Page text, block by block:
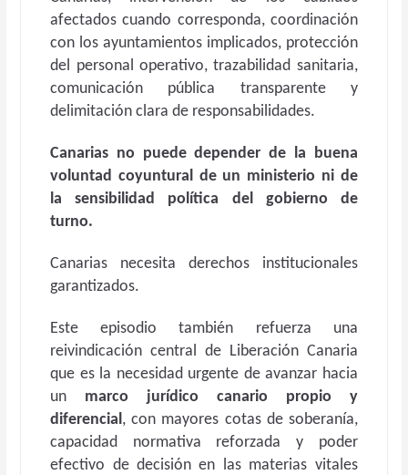
afectados cuando corresponda, coordinación
con los ayuntamientos implicados, protección
del personal operativo, trazabilidad sanitaria,
comunicación pública transparente y
delimitación clara de responsabilidades.
Canarias no puede depender de la buena
voluntad coyuntural de un ministerio ni de
la sensibilidad política del gobierno de
turno.
Canarias necesita derechos institucionales
garantizados.
Este episodio también refuerza una
reivindicación central de Liberación Canaria
que es la necesidad urgente de avanzar hacia
un marco jurídico canario propio y
diferencial, con mayores cotas de soberanía,
capacidad normativa reforzada y poder
efectivo de decisión en las materias vitales